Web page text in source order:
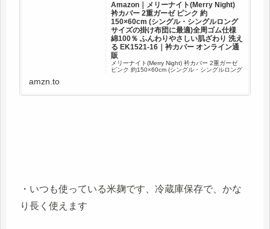
Amazon｜メリーナイト(Merry Night)
衿カバー 2重ガーゼ ピンク 約
150×60cm (シングル・シングルロング
サイズの掛け布団に最適)全周ゴム仕様
綿100％ ふんわりやさしい肌ざわり 洗え
る EK1521-16｜衿カバー オンライン通
販
メリーナイト(Merry Night) 衿カバー 2重ガーゼ
ピンク 約150×60cm (シングル・シングルロング
amzn.to
・いつも使っている米麹です、冷蔵庫保存で、かな
り長く使えます